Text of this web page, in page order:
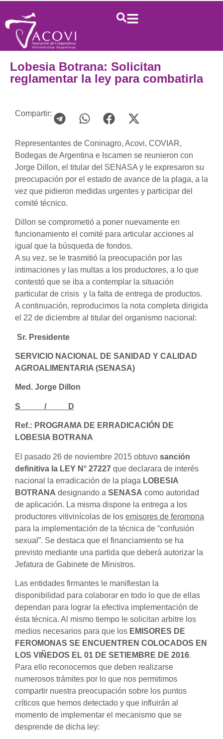
Lobesia Botrana: Solicitan
reglamentar la ley para combatirla
Compartir:
Representantes de Coninagro, Acovi, COVIAR,
Bodegas de Argentina e Iscamen se reunieron con
Jorge Dillon, el titular del SENASA y le expresaron su
preocupación por el estado de avance de la plaga, a la
vez que pidieron medidas urgentes y participar del
comité técnico.
Dillon se comprometió a poner nuevamente en
funcionamiento el comité para articular acciones al
igual que la búsqueda de fondos.
A su vez, se le trasmitió la preocupación por las
intimaciones y las multas a los productores, a lo que
contestó que se iba a contemplar la situación
particular de crisis y la falta de entrega de productos.
A continuación, reproducimos la nota completa dirigida
el 22 de diciembre al titular del organismo nacional:
Sr. Presidente
SERVICIO NACIONAL DE SANIDAD Y CALIDAD
AGROALIMENTARIA (SENASA)
Med. Jorge Dillon
S / D
Ref.: PROGRAMA DE ERRADICACIÓN DE
LOBESIA BOTRANA
El pasado 26 de noviembre 2015 obtuvo sanción
definitiva la LEY N° 27227 que declarara de interés
nacional la erradicación de la plaga LOBESIA
BOTRANA designando a SENASA como autoridad
de aplicación. La misma dispone la entrega a los
productores vitivinícolas de los emisores de feromona
para la implementación de la técnica de “confusión
sexual”. Se destaca que el financiamiento se ha
previsto mediante una partida que deberá autorizar la
Jefatura de Gabinete de Ministros.
Las entidades firmantes le manifiestan la
disponibilidad para colaborar en todo lo que de ellas
dependan para lograr la efectiva implementación de
ésta técnica. Al mismo tiempo le solicitan arbitre los
medios necesarios para que los EMISORES DE
FEROMONAS SE ENCUENTREN COLOCADOS EN
LOS VIÑEDOS EL 01 DE SETIEMBRE DE 2016.
Para ello reconocemos que deben realizarse
numerosos trámites por lo que nos permitimos
compartir nuestra preocupación sobre los puntos
críticos que hemos detectado y que influirán al
momento de implementar el mecanismo que se
desprende de dicha ley: